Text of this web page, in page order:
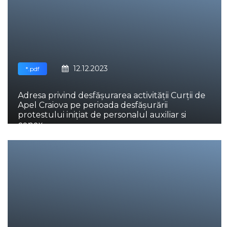
*.pdf 12.12.2023
Adresa privind desfășurarea activității Curții de
Apel Craiova pe perioada desfășurării
protestului inițiat de personalul auxiliar si
conex